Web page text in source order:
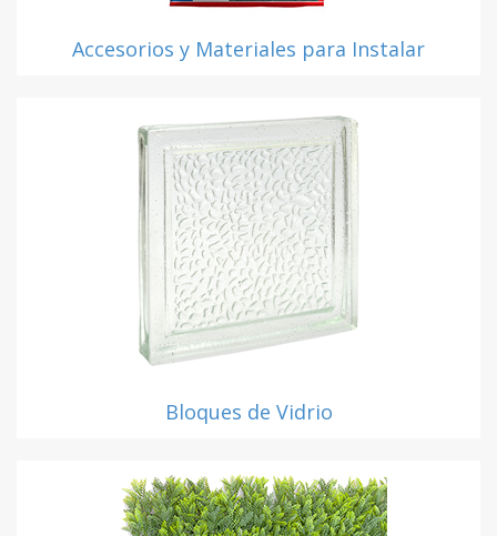
Accesorios y Materiales para Instalar
Bloques de Vidrio